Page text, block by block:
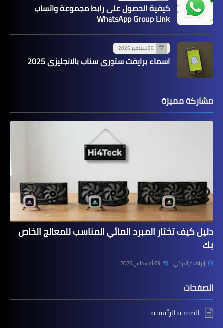
كيفية الحصول على رابط مجموعة واتساب
WhatsApp Group Link
26 سبتمبر 2025
اسماء برايفت ستوري سناب بالانجليزي 2025
مشاركة مميزة
دليل كيف تختار المبرد المائي المناسب للمعالج الخاص
بك
إبراهيم التركي 09 أغسطس 2026
الصفحات
الصفحة الرئيسية